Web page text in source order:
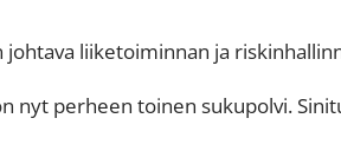
liiketoiminnan ja
nyt perheen toinen sukupolvi.